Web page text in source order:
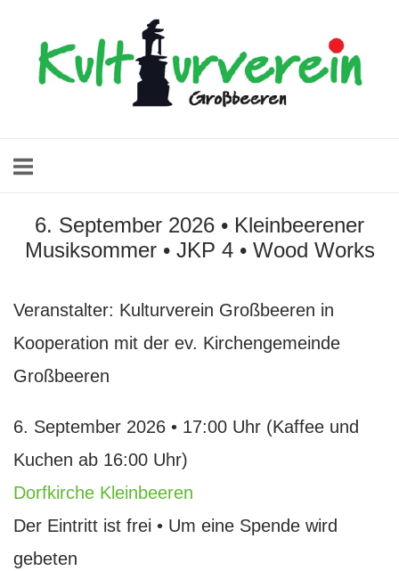
content
6. September 2026 • Kleinbeerener
Musiksommer • JKP 4 • Wood Works
Veranstalter: Kulturverein Großbeeren in
Kooperation mit der ev. Kirchengemeinde
Großbeeren
6. September 2026 • 17:00 Uhr (Kaffee und
Kuchen ab 16:00 Uhr)
Dorfkirche Kleinbeeren
Der Eintritt ist frei • Um eine Spende wird
gebeten